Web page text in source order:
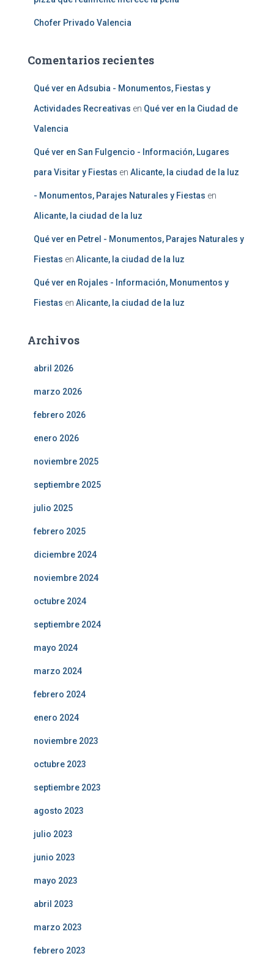
Chofer Privado Valencia
Comentarios recientes
Qué ver en Adsubia - Monumentos, Fiestas y
Actividades Recreativas en Qué ver en la Ciudad de
Valencia
Qué ver en San Fulgencio - Información, Lugares
para Visitar y Fiestas en Alicante, la ciudad de la luz
- Monumentos, Parajes Naturales y Fiestas en
Alicante, la ciudad de la luz
Qué ver en Petrel - Monumentos, Parajes Naturales y
Fiestas en Alicante, la ciudad de la luz
Qué ver en Rojales - Información, Monumentos y
Fiestas en Alicante, la ciudad de la luz
Archivos
abril 2026
marzo 2026
febrero 2026
enero 2026
noviembre 2025
septiembre 2025
julio 2025
febrero 2025
diciembre 2024
noviembre 2024
octubre 2024
septiembre 2024
mayo 2024
marzo 2024
febrero 2024
enero 2024
noviembre 2023
octubre 2023
septiembre 2023
agosto 2023
julio 2023
junio 2023
mayo 2023
abril 2023
marzo 2023
febrero 2023